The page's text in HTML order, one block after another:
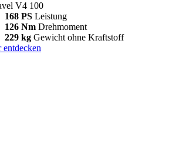
V4 100
168 PS Leistung
126 Nm Drehmoment
229 kg Gewicht ohne Kraftstoff
entdecken